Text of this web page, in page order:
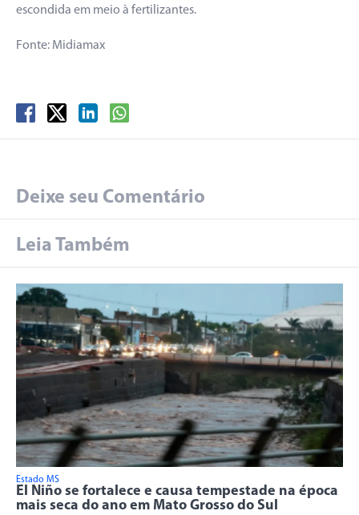
escondida em meio à fertilizantes.
Fonte: Midiamax
Deixe seu Comentário
Leia Também
Estado MS
El Niño se fortalece e causa tempestade na época
mais seca do ano em Mato Grosso do Sul